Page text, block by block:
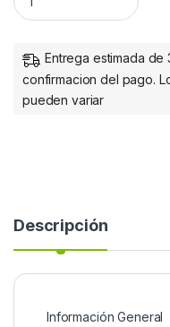
Entrega estimada
confirmacion del pago.
pueden variar
Descripción
Información General